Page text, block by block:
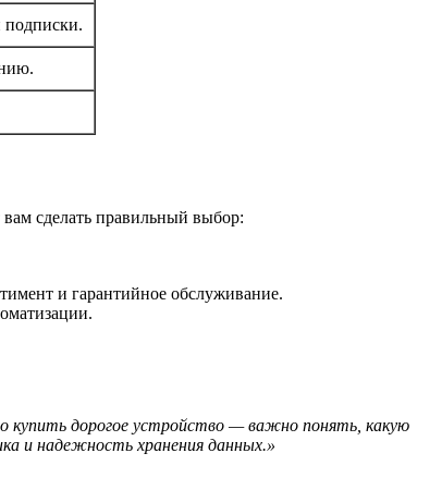
подписки.
сделать правильный выбор:
и гарантийное обслуживание.
дорогое устройство — важно понять, какую
и надежность хранения данных.»